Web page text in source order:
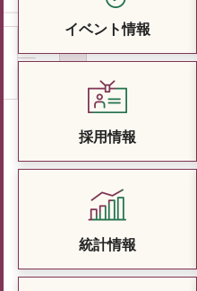
イベント情報
採用情報
統計情報